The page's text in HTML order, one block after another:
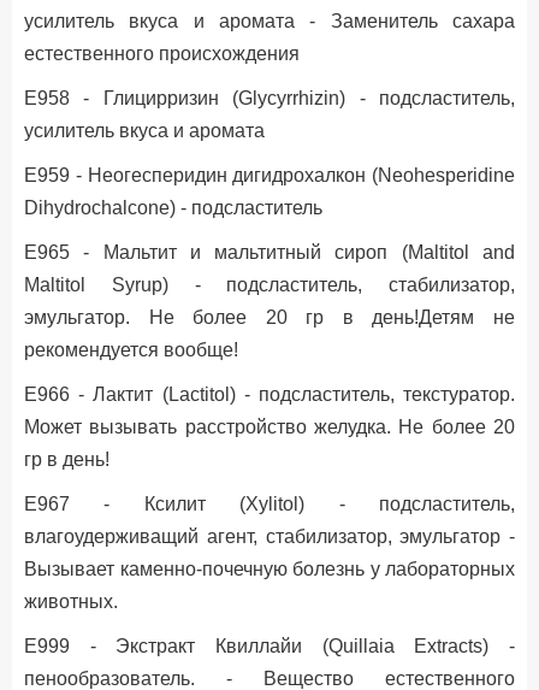
усилитель вкуса и аромата - Заменитель сахара
естественного происхождения
Е958 - Глицирризин (Glycyrrhizin) - подсластитель,
усилитель вкуса и аромата
Е959 - Неогесперидин дигидрохалкон (Neohesperidine
Dihydrochalcone) - подсластитель
Е965 - Мальтит и мальтитный сироп (Maltitol and
Maltitol Syrup) - подсластитель, стабилизатор,
эмульгатор. Не более 20 гр в день!Детям не
рекомендуется вообще!
Е966 - Лактит (Lactitol) - подсластитель, текстуратор.
Может вызывать расстройство желудка. Не более 20
гр в день!
Е967 - Ксилит (Xylitol) - подсластитель,
влагоудерживащий агент, стабилизатор, эмульгатор -
Вызывает каменно-почечную болезнь у лабораторных
животных.
Е999 - Экстракт Квиллайи (Quillaia Extracts) -
пенообразователь. - Вещество естественного